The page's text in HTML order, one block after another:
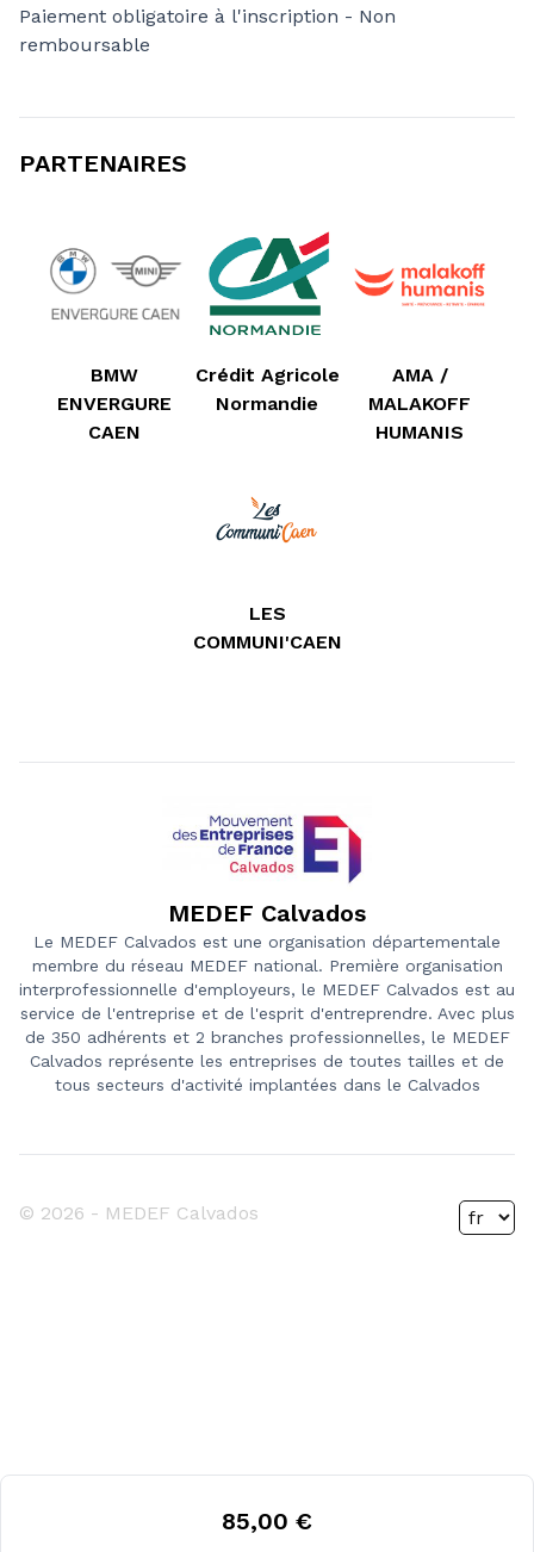
Paiement obligatoire à l'inscription - Non
remboursable
PARTENAIRES
BMW
ENVERGURE
CAEN
Crédit Agricole
Normandie
AMA /
MALAKOFF
HUMANIS
LES
COMMUNI'CAEN
MEDEF Calvados
Le MEDEF Calvados est une organisation départementale
membre du réseau MEDEF national. Première organisation
interprofessionnelle d'employeurs, le MEDEF Calvados est au
service de l'entreprise et de l'esprit d'entreprendre. Avec plus
de 350 adhérents et 2 branches professionnelles, le MEDEF
Calvados représente les entreprises de toutes tailles et de
tous secteurs d'activité implantées dans le Calvados
© 2026 - MEDEF Calvados
85,00 €